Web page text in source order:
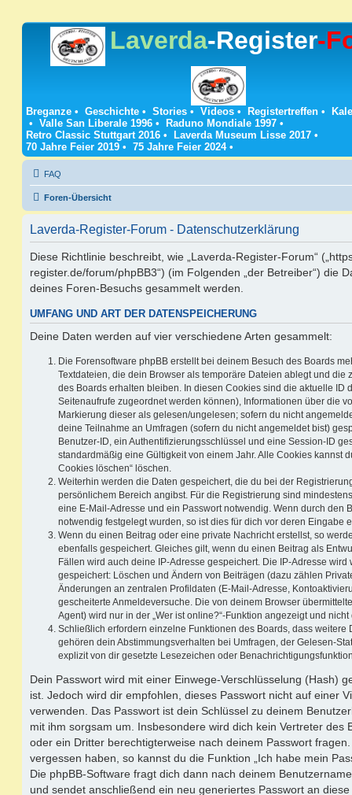
Laverda-Register-
Breganze • Geschichte • Stories • Videos • Registertreffen •
• Valle San Liberale 1996 • Raduno Mondiale 1997 •
Retro Classic Stuttgart 2016 • Laverda Museum Lisse 2017 •
70 Jahre Feier 2019 • 75 Jahre Feier 2024•
FAQ
Foren-Übersicht
Laverda-Register-Forum - Datenschutzerklärung
Diese Richtlinie beschreibt, wie „Laverda-Register-Forum“
register.de/forum/phpBB3“) (im Folgenden „der Betreiber“) die
deines Foren-Besuchs gesammelt werden.
UMFANG UND ART DER DATENSPEICHERUNG
Deine Daten werden auf vier verschiedene Arten gesammelt:
Die Forensoftware phpBB erstellt bei deinem Besuch des Boards
Textdateien, die dein Browser als temporäre Dateien ablegt und die
des Boards erhalten bleiben. In diesen Cookies sind die aktuelle ID
Seitenaufrufe zugeordnet werden können), Informationen über die
Markierung dieser als gelesen/ungelesen; sofern du nicht
deine Teilnahme an Umfragen (sofern du nicht angemeldet bist)
Benutzer-ID, ein Authentifizierungsschlüssel und eine Session-ID
standardmäßig eine Gültigkeit von einem Jahr. Alle Cookies kannst
Cookies löschen“ löschen.
Weiterhin werden die Daten gespeichert, die du bei der
persönlichem Bereich angibst. Für die Registrierung sind
eine E-Mail-Adresse und ein Passwort notwendig. Wenn durch den
notwendig festgelegt wurden, so ist dies für dich vor deren Eingabe
Wenn du einen Beitrag oder eine private Nachricht erstellst, so
ebenfalls gespeichert. Gleiches gilt, wenn du einen Beitrag als
Fällen wird auch deine IP-Adresse gespeichert. Die IP-Adresse
gespeichert: Löschen und Ändern von Beiträgen (dazu zählen
Änderungen an zentralen Profildaten (E-Mail-Adresse,
gescheiterte Anmeldeversuche. Die von deinem Browser
Agent) wird nur in der „Wer ist online?“-Funktion angezeigt und
Schließlich erfordern einzelne Funktionen des Boards, dass weitere
gehören dein Abstimmungsverhalten bei Umfragen, der Gelesen-
explizit von dir gesetzte Lesezeichen oder
Dein Passwort wird mit einer Einwege-Verschlüsselung (Hash)
ist. Jedoch wird dir empfohlen, dieses Passwort nicht auf einer
verwenden. Das Passwort ist dein Schlüssel zu deinem
mit ihm sorgsam um. Insbesondere wird dich kein Vertreter des
oder ein Dritter berechtigterweise nach deinem Passwort
vergessen haben, so kannst du die Funktion „Ich habe mein
Die phpBB-Software fragt dich dann nach deinem
und sendet anschließend ein neu generiertes Passwort an